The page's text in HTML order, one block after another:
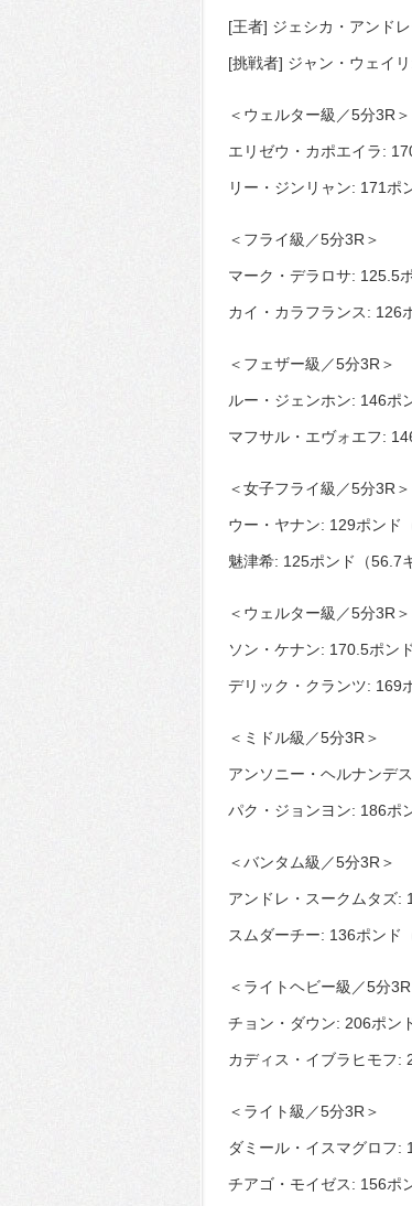
[王者] ジェシカ・アンド
[挑戦者] ジャン・ウェイ
＜ウェルター級／5分3R＞
エリゼウ・カポエイラ:
リー・ジンリャン: 171ポ
＜フライ級／5分3R＞
マーク・デラロサ: 125.5
カイ・カラフランス: 126
＜フェザー級／5分3R＞
ルー・ジェンホン: 146ポ
マフサル・エヴォエフ:
＜女子フライ級／5分3R＞
ウー・ヤナン: 129ポンド
魅津希: 125ポンド（56.7
＜ウェルター級／5分3R＞
ソン・ケナン: 170.5ポン
デリック・クランツ: 169
＜ミドル級／5分3R＞
アンソニー・ヘルナンデ
パク・ジョンヨン: 186ポ
＜バンタム級／5分3R＞
アンドレ・スークムタズ:
スムダーチー: 136ポンド
＜ライトヘビー級／5分3R
チョン・ダウン: 206ポン
カディス・イブラヒモフ:
＜ライト級／5分3R＞
ダミール・イスマグロフ:
チアゴ・モイゼス: 156ポ